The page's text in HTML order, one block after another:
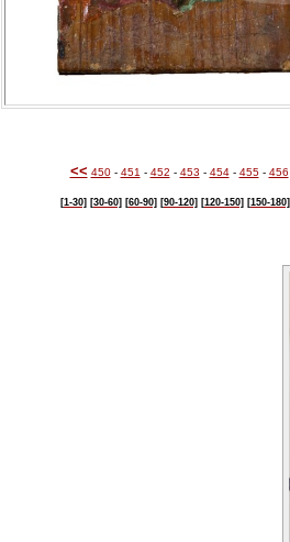
<< 450- 451 - 452 - 453 - 454- 455- 456
[1-30] [30-60] [60-90] [90-120] [120-150] [150-180]